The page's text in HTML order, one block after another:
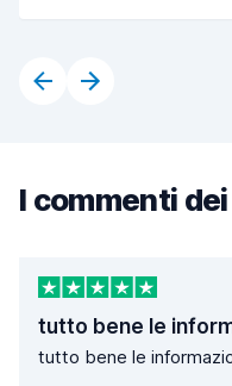
I commenti
tutto bene le
tutto bene le